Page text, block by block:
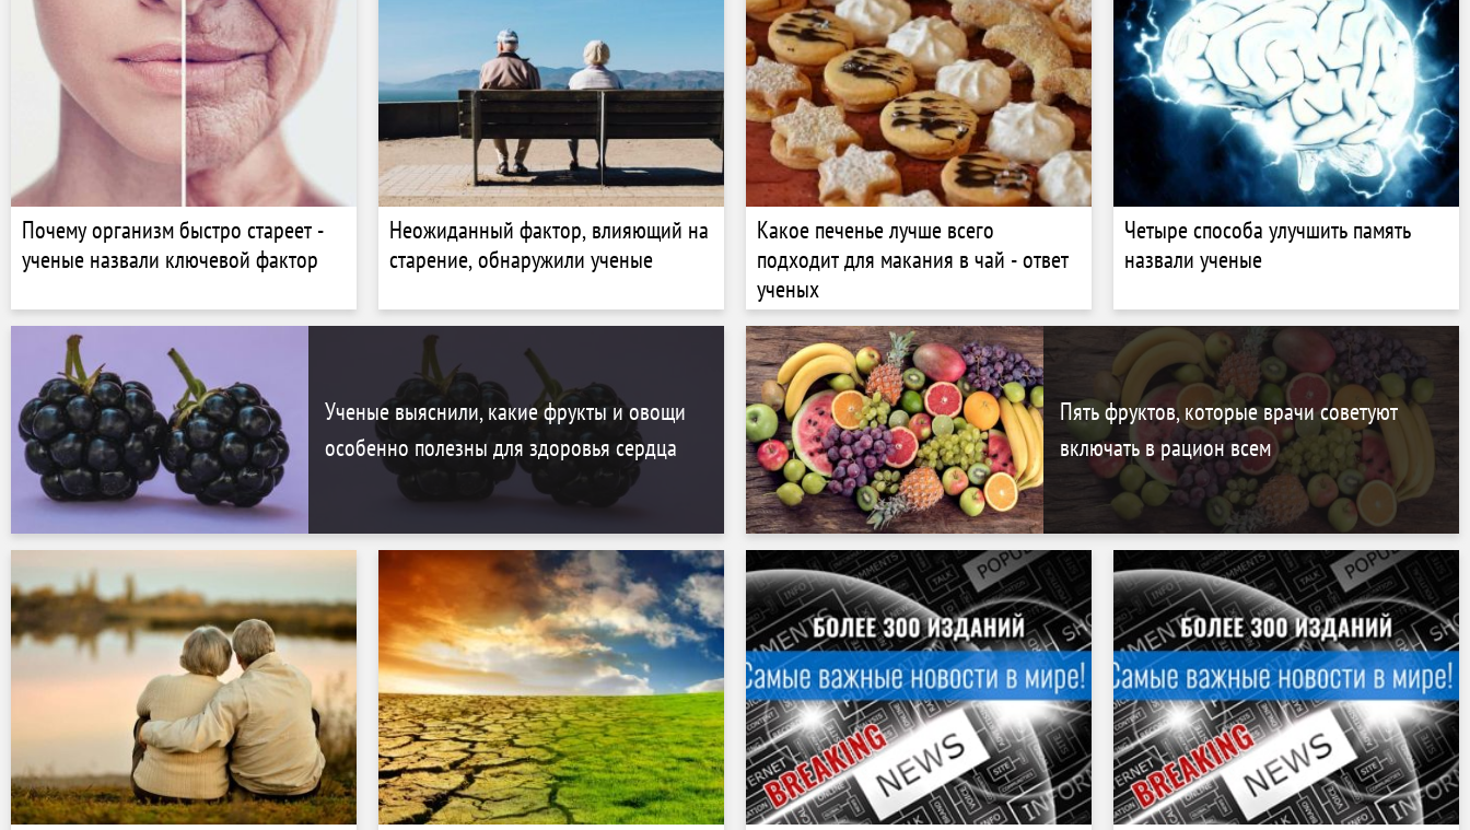
Почему организм быстро стареет -
ученые назвали ключевой фактор
Неожиданный фактор, влияющий на
старение, обнаружили ученые
Какое печенье лучше всего
подходит для макания в чай - ответ
ученых
Четыре способа улучшить память
назвали ученые
Ученые выяснили, какие фрукты и овощи
особенно полезны для здоровья сердца
Пять фруктов, которые врачи советуют
включать в рацион всем